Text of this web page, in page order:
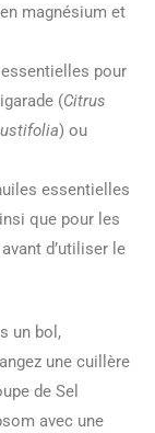
magnésium et
pour
(Citrus
) ou
essentielles
que pour les
d’utiliser le
un bol,
une cuillère
de Sel
avec une